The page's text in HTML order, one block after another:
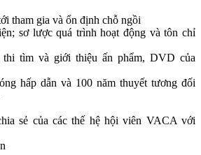
tham gia và ổn định chỗ ngồi
sơ lược quá trình hoạt động và tôn chỉ
tìm và giới thiệu ấn phẩm, DVD của
hấp dẫn và 100 năm thuyết tương đối
sẻ của các thế hệ hội viên VACA với